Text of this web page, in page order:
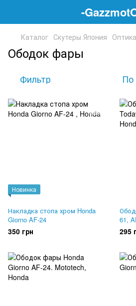
-
Каталог Скутеры Япония
Ободок фары
Фильтр По
Новинка
Накладка стопа хром Honda
Giorno AF-24
350 грн
61,
295